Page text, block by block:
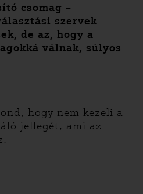
csomag –
szervek
de az, hogy a
válnak, súlyos
hogy nem kezeli a
jellegét, ami az